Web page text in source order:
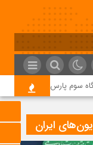
سوم پارس جنوبی کلید خورد
ایران